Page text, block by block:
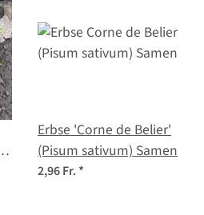
Erbse 'Corne de Belier'
(Pisum sativum) Samen
2,96 Fr.*